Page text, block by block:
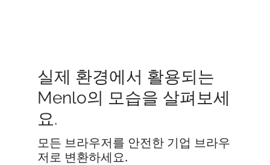
실제 환경에서 활용되는
Menlo의 모습을 살펴보세
요.
모든 브라우저를 안전한 기업 브라우
저로 변환하세요.